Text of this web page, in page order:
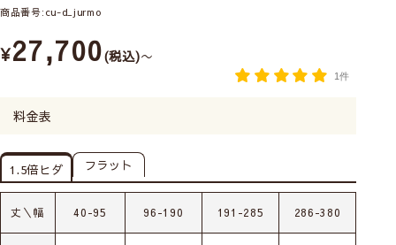
商品番号 cu-d_jurmo
¥27,700 税込 〜
1件
料金表
1.5倍ヒダ フラット
丈＼幅 40-95 96-190 191-285 286-380